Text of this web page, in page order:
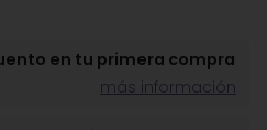
en tu primera compra
más información